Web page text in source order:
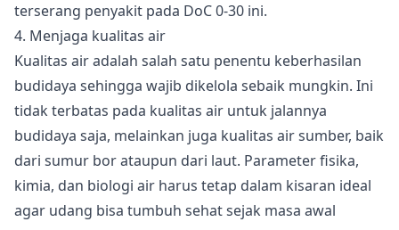
terserang penyakit pada DoC 0-30 ini.
4. Menjaga kualitas air
Kualitas airadalah salah satu penentu keberhasilan
budidaya sehingga wajib dikelola sebaik mungkin. Ini
tidak terbatas pada kualitas air untuk jalannya
budidaya saja, melainkan juga kualitas air sumber, baik
dari sumur bor ataupun dari laut. Parameter fisika,
kimia, dan biologi air harus tetap dalam kisaran ideal
agar udang bisa tumbuh sehat sejak masa awal